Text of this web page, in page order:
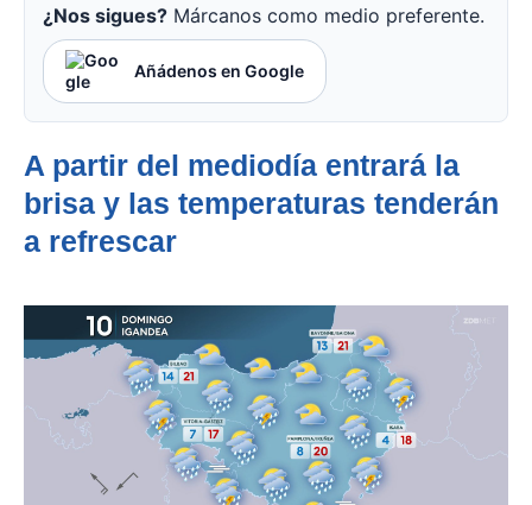
¿Nos sigues? Márcanos como medio preferente.
Añádenos en Google
A partir del mediodía entrará la
brisa y las temperaturas tenderán
a refrescar